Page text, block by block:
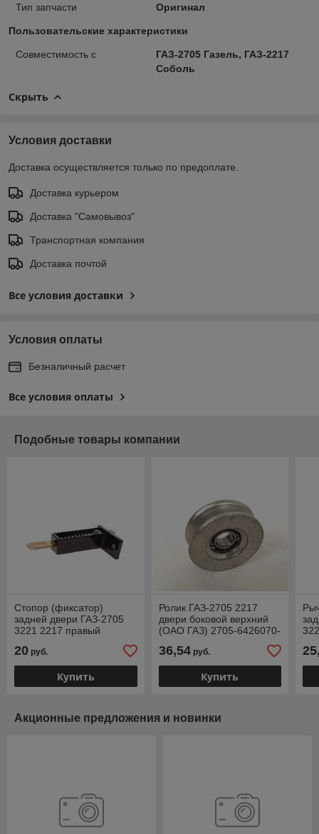
Тип запчасти
Оригинал
Пользовательские характеристики
Совместимость с
ГАЗ-2705 Газель, ГАЗ-2217
Соболь
Скрыть
Условия доставки
Доставка осуществляется только по предоплате.
Доставка курьером
Доставка "Самовывоз"
Транспортная компания
Доставка почтой
Все условия доставки
Условия оплаты
Безналичный расчет
Все условия оплаты
Подобные товары компании
Стопор (фиксатор)
задней двери ГАЗ-2705
3221 2217 правый
г.Нижний Новгород) 2705-
6305350
20 руб.
Купить
Ролик ГАЗ-2705 2217
двери боковой верхний
(ОАО ГАЗ) 2705-6426070-
36,54руб.
Купить
Акционные предложения и новинки